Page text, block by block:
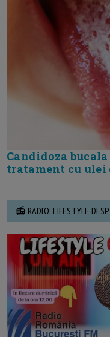
Candidoza
tratament cu ulei
📻 RADIO: LIFESTYLE